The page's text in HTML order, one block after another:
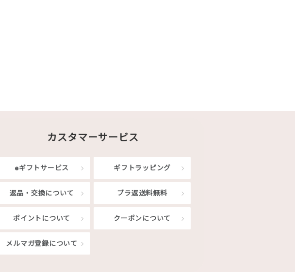
カスタマーサービス
eギフトサービス ギフトラッピング
返品・交換について ブラ返送料無料
ポイントについて クーポンについて
メルマガ登録について